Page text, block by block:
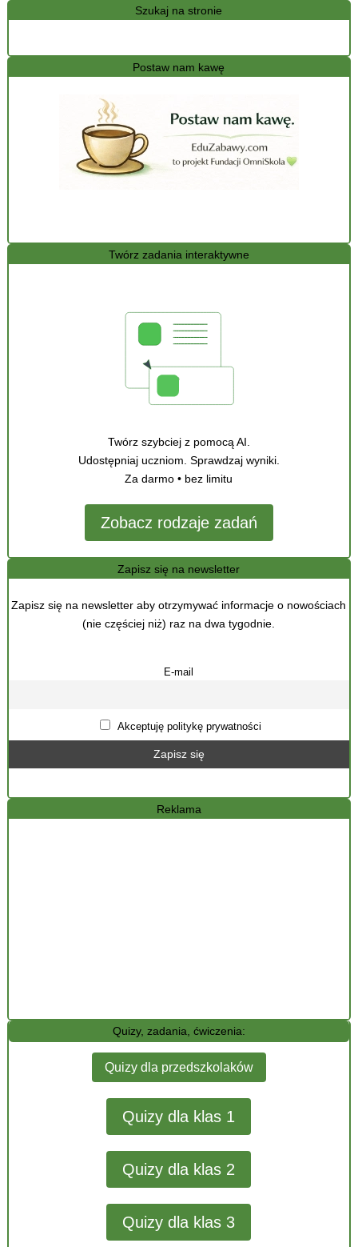
Szukaj na stronie
Postaw nam kawę
Twórz zadania interaktywne
Twórz szybciej z pomocą AI.
Udostępniaj uczniom. Sprawdzaj wyniki.
Za darmo • bez limitu
Zobacz rodzaje zadań
Zapisz się na newsletter
Zapisz się na newsletter aby otrzymywać informacje o nowościach
(nie częściej niż) raz na dwa tygodnie.
E-mail
Akceptuję politykę prywatności
Reklama
Quizy, zadania, ćwiczenia:
Quizy dla przedszkolaków
Quizy dla klas 1
Quizy dla klas 2
Quizy dla klas 3